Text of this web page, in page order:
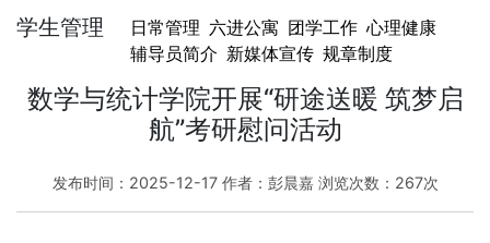
学科科研 师资队伍 招生就业 党建思政
评建专栏 资料下载 学校主页
学生管理 日常管理 六进公寓 团学工作 心理健康
辅导员简介 新媒体宣传 规章制度
数学与统计学院开展“研途送暖 筑梦启
航”考研慰问活动
发布时间：2025-12-17 作者：彭晨嘉 浏览次数： 267次